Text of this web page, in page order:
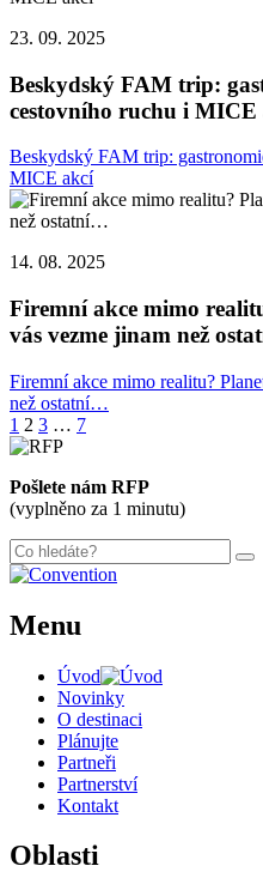
23. 09. 2025
Beskydský FAM trip:
cestovního ruchu i MICE
Beskydský FAM trip:
MICE akcí
14. 08. 2025
Firemní akce mimo
vás vezme jinam než
Firemní akce mimo realitu?
než ostatní…
Stránkování
příspěvků
1 2 3 … 7
Pošlete nám RFP
(vyplněno za 1 minutu)
Menu
Úvod
Novinky
O destinaci
Plánujte
Partneři
Partnerství
Kontakt
Oblasti